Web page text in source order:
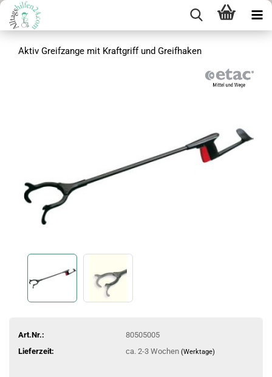
Aktiv Greifzange mit Kraftgriff und Greifhaken
Art.Nr.:
80505005
Lieferzeit:
ca. 2-3 Wochen (Werktage)